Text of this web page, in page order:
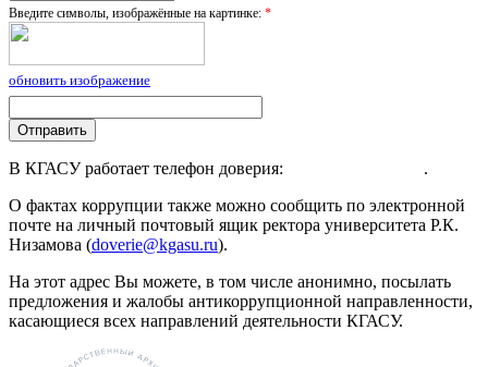
Введите символы, изображённые на картинке: *
обновить изображение
В КГАСУ работает телефон доверия:
.
О фактах коррупции также можно сообщить по электронной
почте на личный почтовый ящик ректора университета Р.К.
Низамова (doverie@kgasu.ru).
На этот адрес Вы можете, в том числе анонимно, посылать
предложения и жалобы антикоррупционной направленности,
касающиеся всех направлений деятельности КГАСУ.